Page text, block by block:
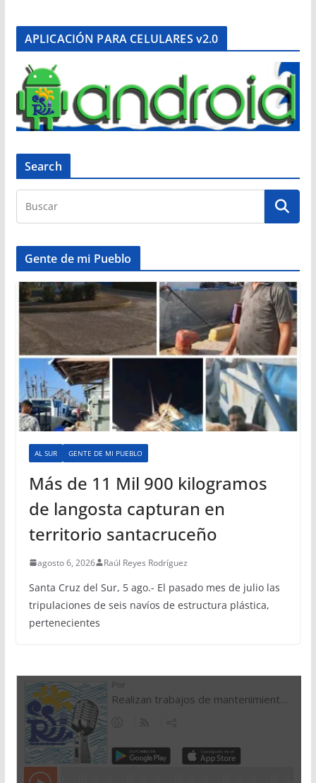
APLICACIÓN PARA CELULARES v2.0
Search
Gente de mi Pueblo
AL SUR GENTE DE MI PUEBLO
Más de 11 Mil 900 kilogramos
de langosta capturan en
territorio santacruceño
agosto 6, 2026 Raúl Reyes Rodríguez
Santa Cruz del Sur, 5 ago.- El pasado mes de julio las
tripulaciones de seis navíos de estructura plástica,
pertenecientes